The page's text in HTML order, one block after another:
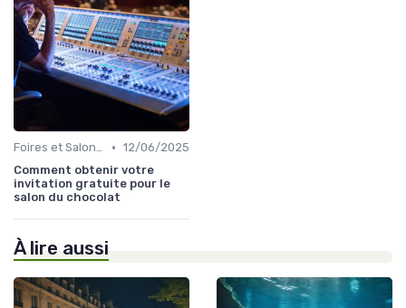
Foires et Salons Grand Public • 12/06/2025
Comment obtenir votre
invitation gratuite pour le
salon du chocolat
À lire aussi